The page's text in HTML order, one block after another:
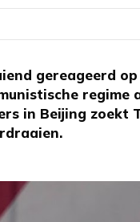
gereageerd
in Beijing zoekt